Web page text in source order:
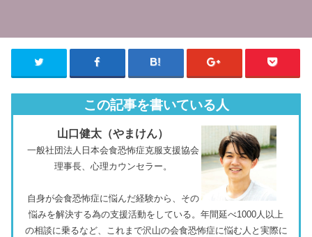
この記事を書いている人
山口健太（やまけん）
一般社団法人日本会食恐怖症克服支援協会
理事長、心理カウンセラー。
自身が会食恐怖症に悩んだ経験から、その
悩みを解決する為の支援活動をしている。年間延べ1000人以上
の相談に乗るなど、これまで沢山の会食恐怖症に悩む人と実際に